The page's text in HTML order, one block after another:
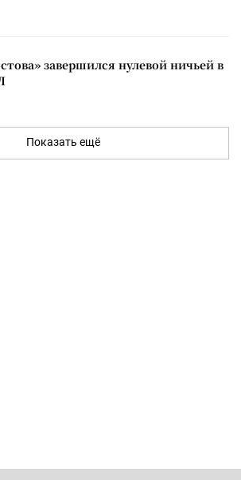
завершился нулевой ничьей в
Показать ещё